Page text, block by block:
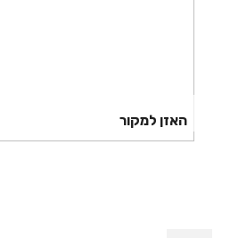
האזן למקור